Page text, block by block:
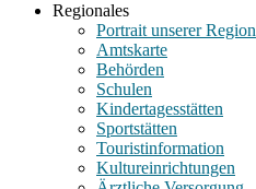
Regionales
Portrait unserer Region
Amtskarte
Behörden
Schulen
Kindertagesstätten
Sportstätten
Touristinformation
Kultureinrichtungen